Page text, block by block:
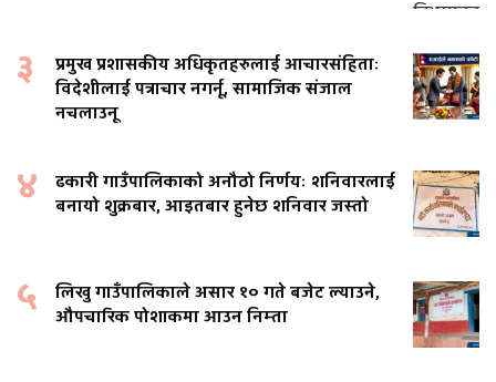
३
प्रमुख प्रशासकीय अधिकृतहरुलाई आचारसंहिताः
विदेशीलाई पत्राचार नगर्नू, सामाजिक संजाल
नचलाउनू
४
ढकारी गाउँपालिकाको अनौठो निर्णयः शनिवारलाई
बनायो शुक्रबार, आइतबार हुनेछ शनिवार जस्तो
५
लिखु गाउँपालिकाले असार १० गते बजेट ल्याउने,
औपचारिक पोशाकमा आउन निम्ता